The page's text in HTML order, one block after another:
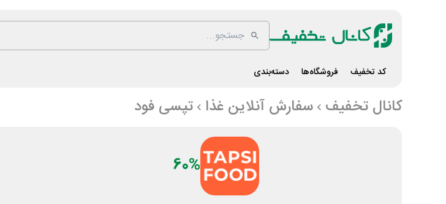
کد تخفیف فروشگاه‌ها دسته‌بندی
کانال تخفیف سفارش آنلاین غذا تپسی فود
60%